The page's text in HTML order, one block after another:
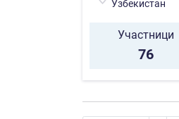
Узбекистан
Участници
76